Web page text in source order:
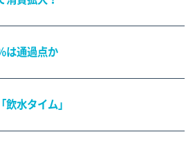
は通過点か
飲水タイム」